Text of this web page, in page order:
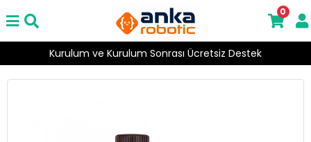
Kurulum ve Kurulum Sonrası Ücretsiz Destek
0